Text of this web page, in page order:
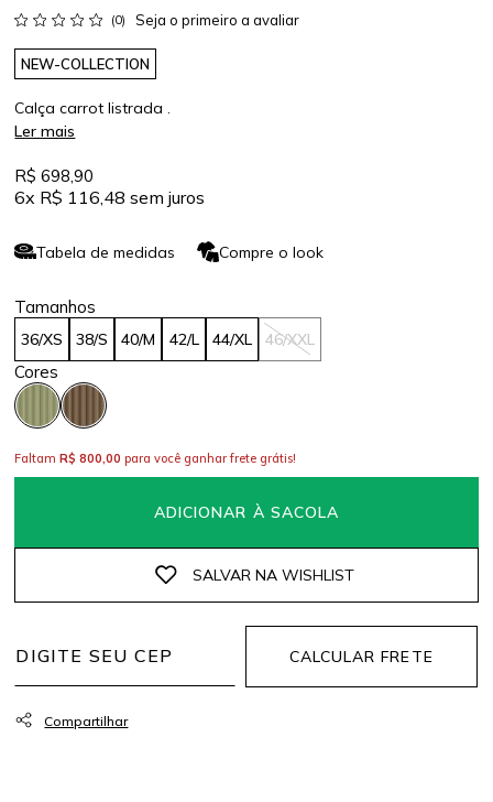
(0) Seja o primeiro a avaliar
NEW-COLLECTION
Calça carrot listrada .
Ler mais
R$ 698,90
6x R$ 116,48sem juros
Tabela de medidas Compre o look
36/XS 38/S 40/M 42/L 44/XL 46/XXL
ADICIONAR À SACOLA
FaltamR$ 800,00 para você ganhar frete grátis!
CALCULAR FRETE